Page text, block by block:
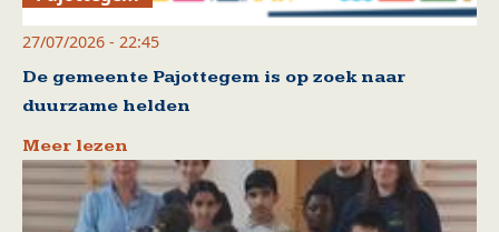
27/07/2026 - 22:45
De gemeente Pajottegem is op zoek naar
duurzame helden
Meer lezen